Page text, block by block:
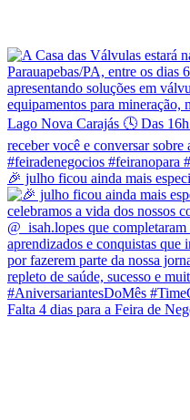
🎉 julho ficou ainda mais
Falta 4 dias para a Feira de